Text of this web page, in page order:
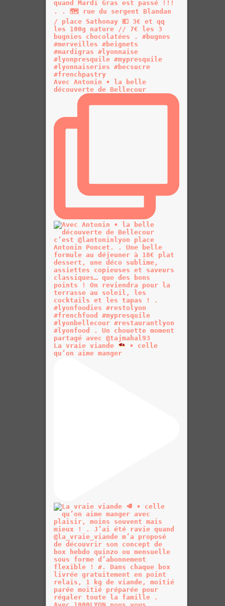
Avec Antonin • la belle
découverte de Bellecour
La vraie viande
• celle
qu’on aime manger